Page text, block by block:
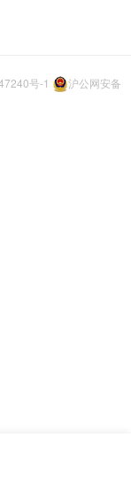
号-1
沪公网安备